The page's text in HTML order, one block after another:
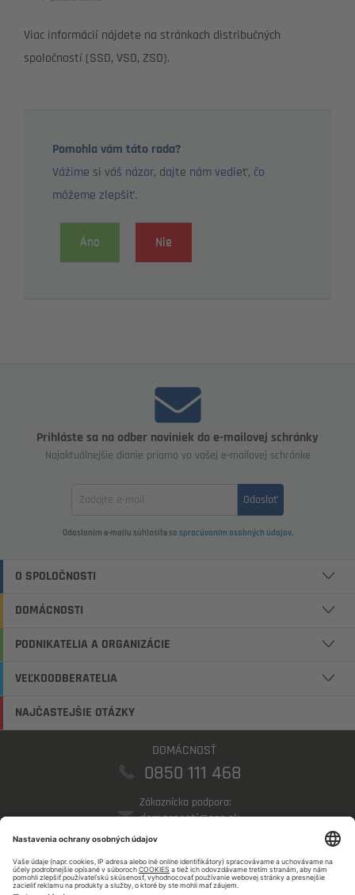
Viac informácií nájdete na stránkach distribučných
spoločností (SSD, VSD, ZSD).
Pomohla vám táto rada?
Vážime si váš názor, dajte nám vedieť, čo
môžeme zlepšiť.
Áno Nie
Prihláste sa na odber noviniek do e-mailovej schránky
Najaktuálnejšie dianie priamo vo vašej e-mailovej schránke
Odoslať
Odoslaním e-mailu súhlasíte so spracúvaním osobných údajov.
O SPOLOČNOSTI
DOMÁCNOSTI
PODNIKATELIA A ORGANIZÁCIE
VEĽKOODBERATELIA
NAJČASTEJŠIE OTÁZKY
DOMÁCNOSŤ
0850 111 468
Zákaznícka podpora:
domacnosti@sse.sk
PODNIKATELIA